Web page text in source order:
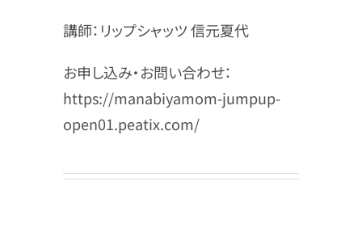
講師：リップシャッツ 信元夏代
お申し込み・お問い合わせ：
https://manabiyamom-jumpup-
open01.peatix.com/